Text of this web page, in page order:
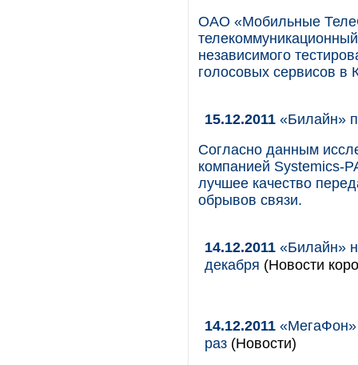
ОАО «Мобильные
независимого
голосовых сервисов в
15.12.2011 «Билайн»
Согласно данным
компанией Systemics-
лучшее качество
обрывов связи.
14.12.2011 «Билайн»
декабря (Новости
14.12.2011 «МегаФон»
раз (Новости)